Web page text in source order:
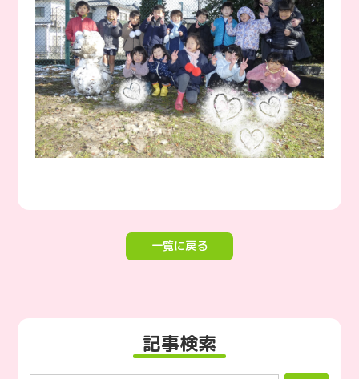
一覧に戻る
記事検索